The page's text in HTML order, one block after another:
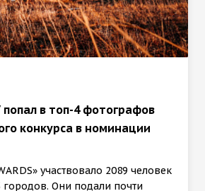
попал в топ-4 фотографов
конкурса в номинации
участвовало 2089 человек
городов. Они подали почти